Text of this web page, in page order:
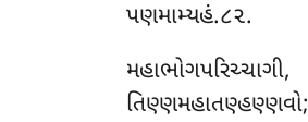
પણમામ્યહં.૮૨.
મહાભોગપરિચ્ચાગી,
તિણ્ણમહાતણ્હણ્ણવો;